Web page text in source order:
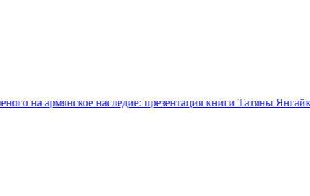
наследие: презентация книги Татяны Янгайкиной в